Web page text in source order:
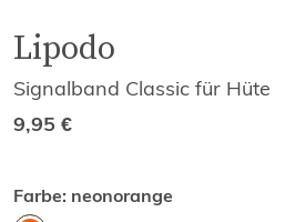
Lipodo
Signalband Classic für Hüte
9,95 €
Farbe: neonorange